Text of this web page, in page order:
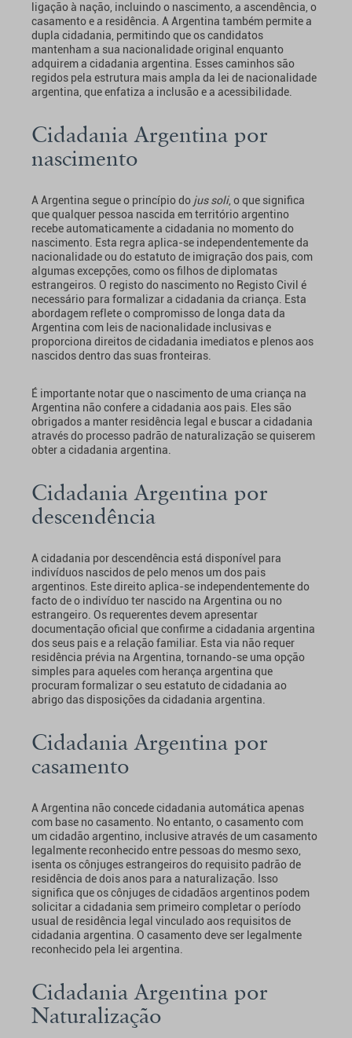
ligação à nação, incluindo o nascimento, a ascendência, o
casamento e a residência. A Argentina também permite a
dupla cidadania, permitindo que os candidatos
mantenham a sua nacionalidade original enquanto
adquirem a cidadania argentina. Esses caminhos são
regidos pela estrutura mais ampla da lei de nacionalidade
argentina, que enfatiza a inclusão e a acessibilidade.
Cidadania Argentina por
nascimento
A Argentina segue o princípio do jus soli, o que significa
que qualquer pessoa nascida em território argentino
recebe automaticamente a cidadania no momento do
nascimento. Esta regra aplica-se independentemente da
nacionalidade ou do estatuto de imigração dos pais, com
algumas excepções, como os filhos de diplomatas
estrangeiros. O registo do nascimento no Registo Civil é
necessário para formalizar a cidadania da criança. Esta
abordagem reflete o compromisso de longa data da
Argentina com leis de nacionalidade inclusivas e
proporciona direitos de cidadania imediatos e plenos aos
nascidos dentro das suas fronteiras.
É importante notar que o nascimento de uma criança na
Argentina não confere a cidadania aos pais. Eles são
obrigados a manter residência legal e buscar a cidadania
através do processo padrão de naturalização se quiserem
obter a cidadania argentina.
Cidadania Argentina por
descendência
A cidadania por descendência está disponível para
indivíduos nascidos de pelo menos um dos pais
argentinos. Este direito aplica-se independentemente do
facto de o indivíduo ter nascido na Argentina ou no
estrangeiro. Os requerentes devem apresentar
documentação oficial que confirme a cidadania argentina
dos seus pais e a relação familiar. Esta via não requer
residência prévia na Argentina, tornando-se uma opção
simples para aqueles com herança argentina que
procuram formalizar o seu estatuto de cidadania ao
abrigo das disposições da cidadania argentina.
Cidadania Argentina por
casamento
A Argentina não concede cidadania automática apenas
com base no casamento. No entanto, o casamento com
um cidadão argentino, inclusive através de um casamento
legalmente reconhecido entre pessoas do mesmo sexo,
isenta os cônjuges estrangeiros do requisito padrão de
residência de dois anos para a naturalização. Isso
significa que os cônjuges de cidadãos argentinos podem
solicitar a cidadania sem primeiro completar o período
usual de residência legal vinculado aos requisitos de
cidadania argentina. O casamento deve ser legalmente
reconhecido pela lei argentina.
Cidadania Argentina por
Naturalização